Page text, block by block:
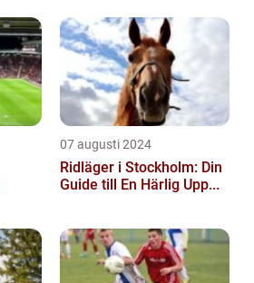
07 augusti 2024
Ridläger i Stockholm: Din
Guide till En Härlig Upp...